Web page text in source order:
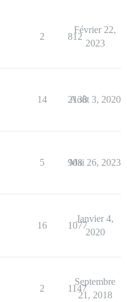
2 812
Février 22,
2023
14 2138
Août 3, 2020
5 908
Mai 26, 2023
16 1077
Janvier 4,
2020
2 1147
Septembre
21, 2018